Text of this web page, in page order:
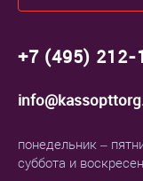
+7 (495) 212-
понедельник –
суббота и